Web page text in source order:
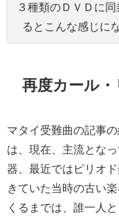
３種類のＤＶＤに
るとこんな感じに
再度カール
マタイ受難曲の記事
は、現在、主流とな
器、最近ではピリオ
きていた当時の古い
くるまでは、誰一人